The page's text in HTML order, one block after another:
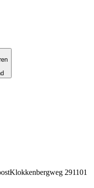
Klokkenbergweg 291101